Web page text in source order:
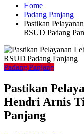
Home
Padang Panjang
Pastikan
RSUD Padang
Padang Panjang
Pastikan
Hendri Arnis
Panjang